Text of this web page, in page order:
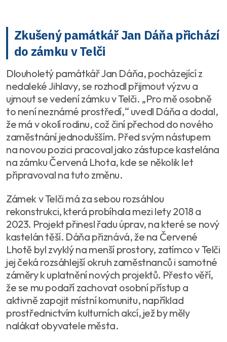
Zkušený památkář Jan Dáňa přichází
do zámku v Telči
Dlouholetý památkář Jan Dáňa, pocházející z
nedaleké Jihlavy, se rozhodl přijmout výzvu a
ujmout se vedení zámku v Telči. „Pro mě osobně
to není neznámé prostředí,“ uvedl Dáňa a dodal,
že má v okolí rodinu, což činí přechod do nového
zaměstnání jednodušším. Před svým nástupem
na novou pozici pracoval jako zástupce kastelána
na zámku Červená Lhota, kde se několik let
připravoval na tuto změnu.
Zámek v Telči má za sebou rozsáhlou
rekonstrukci, která probíhala mezi lety 2018 a
2023. Projekt přinesl řadu úprav, na které se nový
kastelán těší. Dáňa přiznává, že na Červené
Lhotě byl zvyklý na menší prostory, zatímco v Telči
jej čeká rozsáhlejší okruh zaměstnanců i samotné
záměry k uplatnění nových projektů. Přesto věří,
že se mu podaří zachovat osobní přístup a
aktivně zapojit místní komunitu, například
prostřednictvím kulturních akcí, jež by měly
nalákat obyvatele města.